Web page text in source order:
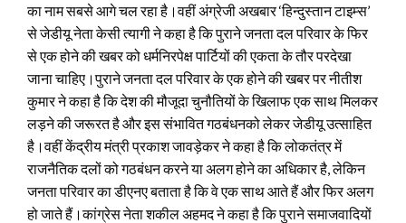
का नाम सबसे आगे चल रहा है।वहीं अंग्रेजी अखबार ‘हिन्दुस्तान टाइम्स’
से जेडीयू नेता केसी त्यागी ने कहा है कि पुराने जनता दल परिवार के फिर
से एक होने की खबर को धर्मनिरपेक्ष पार्टियों की एकता के तौर परदेखा
जाना चाहिए।पुराने जनता दल परिवार के एक होने की खबर पर नीतीश
कुमार ने कहा है कि देश की मौजूदा चुनौतियों के खिलाफ एक साथ मिलकर
लड़ने की जरूरत है और इस संभावित गठबंधनको लेकर जेडीयू उत्साहित
है।वहीं केंद्रीय मंत्री प्रकाश जावड़ेकर ने कहा है कि लोकतंत्र में
राजनैतिक दलों को गठबंधन करने या अलग होने का अधिकार है, लेकिन
जनता परिवार का डीएनए बताता है कि वे एक साथ आते हैं और फिर अलग
हो जाते हैं।कांग्रेस नेता शकील अहमद ने कहा है कि पुराने समाजवादियों